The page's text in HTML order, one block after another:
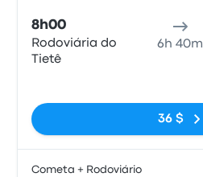
8h00
Rodoviária do
Tietê
6h 40m
36 $
Cometa + Rodoviário